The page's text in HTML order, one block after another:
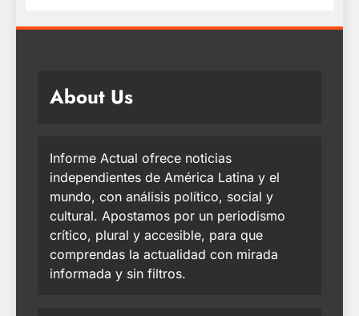
About Us
Informe Actual ofrece noticias
independientes de América Latina y el
mundo, con análisis político, social y
cultural. Apostamos por un periodismo
crítico, plural y accesible, para que
comprendas la actualidad con mirada
informada y sin filtros.